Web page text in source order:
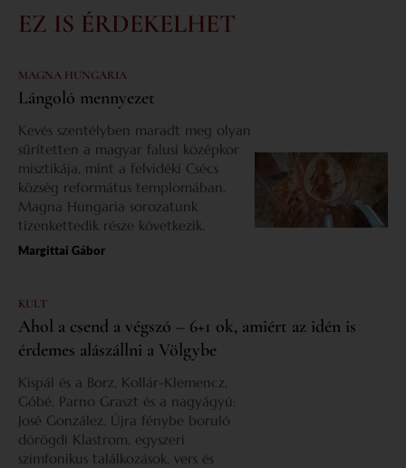
EZ IS ÉRDEKELHET
MAGNA HUNGARIA
Lángoló mennyezet
Kevés szentélyben maradt meg olyan
sűrítetten a magyar falusi középkor
misztikája, mint a felvidéki Csécs
község református templomában.
Magna Hungaria sorozatunk
tizenkettedik része következik.
Margittai Gábor
KULT
Ahol a csend a végszó – 6+1 ok, amiért az idén is
érdemes alászállni a Völgybe
Kispál és a Borz, Kollár-Klemencz,
Góbé, Parno Graszt és a nagyágyú:
José González. Újra fénybe boruló
dörögdi Klastrom, egyszeri
szimfonikus találkozások, vers és